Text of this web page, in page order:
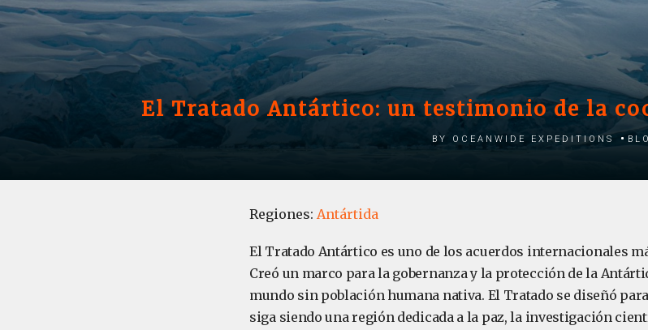
El Tratado Antártico: un testimonio de la
by Oceanwide Expeditions
Regiones: Antártida
El Tratado Antártico es uno de los acuerdos internacionales
Creó un marco para la gobernanza y la protección de la
mundo sin población humana nativa. El Tratado se diseñó
siga siendo una región dedicada a la paz, la investigación